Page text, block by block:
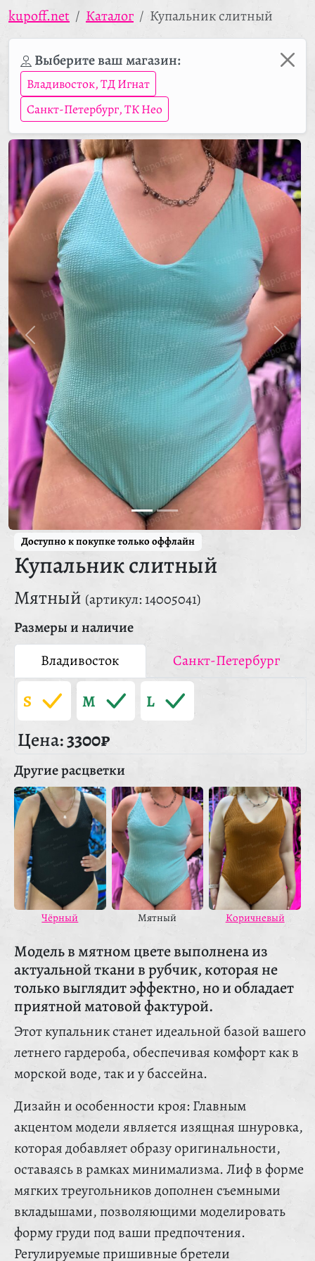
kupoff.net Каталог Купальник слитный
Выберите ваш магазин:
Владивосток, ТД Игнат
Санкт-Петербург, ТК Нео
Доступно к покупке только оффлайн
Купальник слитный
Мятный (артикул: 14005041)
Размеры и наличие
Владивосток
Санкт-Петербург
S M L
Цена:3300₽
Другие расцветки
Чёрный Мятный Коричневый
Модель в мятном цвете выполнена из
актуальной ткани в рубчик, которая не
только выглядит эффектно, но и обладает
приятной матовой фактурой.
Этот купальник станет идеальной базой вашего
летнего гардероба, обеспечивая комфорт как в
морской воде, так и у бассейна.
Дизайн и особенности кроя: Главным
акцентом модели является изящная шнуровка,
которая добавляет образу оригинальности,
оставаясь в рамках минимализма. Лиф в форме
мягких треугольников дополнен съемными
вкладышами, позволяющими моделировать
форму груди под ваши предпочтения.
Регулируемые пришивные бретели